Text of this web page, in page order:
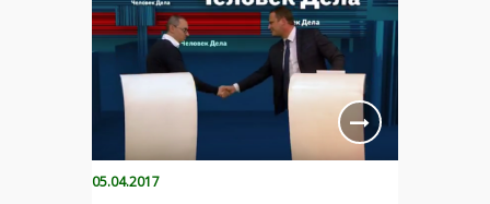
05.04.2017